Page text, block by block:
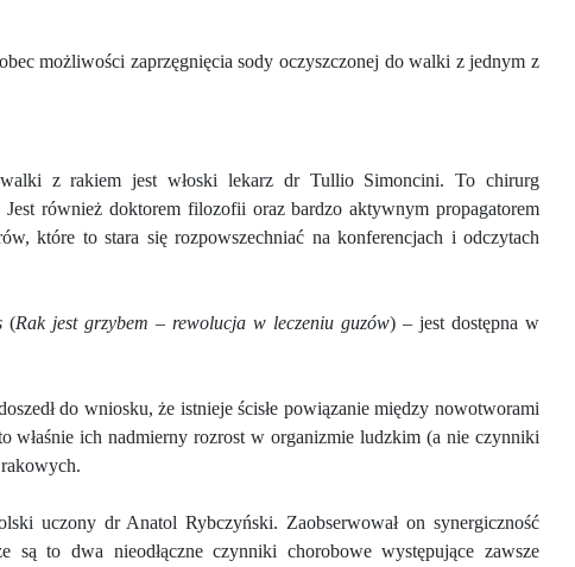
możliwości zaprzęgnięcia sody oczyszczonej do walki z jednym z
z rakiem jest włoski lekarz dr Tullio Simoncini. To chirurg
również doktorem filozofii oraz bardzo aktywnym propagatorem
które to stara się rozpowszechniać na konferencjach i odczytach
(Rak jest grzybem – rewolucja w leczeniu guzów) – jest dostępna w
do wniosku, że istnieje ścisłe powiązanie między nowotworami
właśnie ich nadmierny rozrost w organizmie ludzkim (a nie czynniki
uczony dr Anatol Rybczyński. Zaobserwował on synergiczność
to dwa nieodłączne czynniki chorobowe występujące zawsze